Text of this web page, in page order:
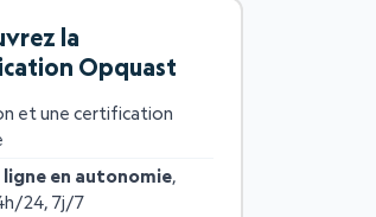
la
Opquast
et une certification
ligne en autonomie,
24, 7j/7